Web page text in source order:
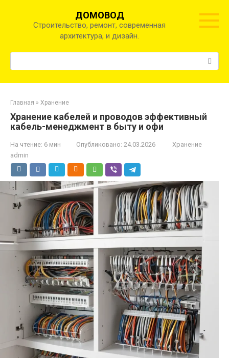
ДОМОВОД
Строительство, ремонт, современная
архитектура, и дизайн.
Главная » Хранение
Хранение кабелей и проводов эффективный
кабель-менеджмент в быту и офи
На чтение: 6 мин Опубликовано: 24.03.2026
Хранение
admin